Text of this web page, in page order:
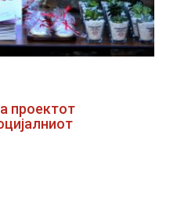
проектот